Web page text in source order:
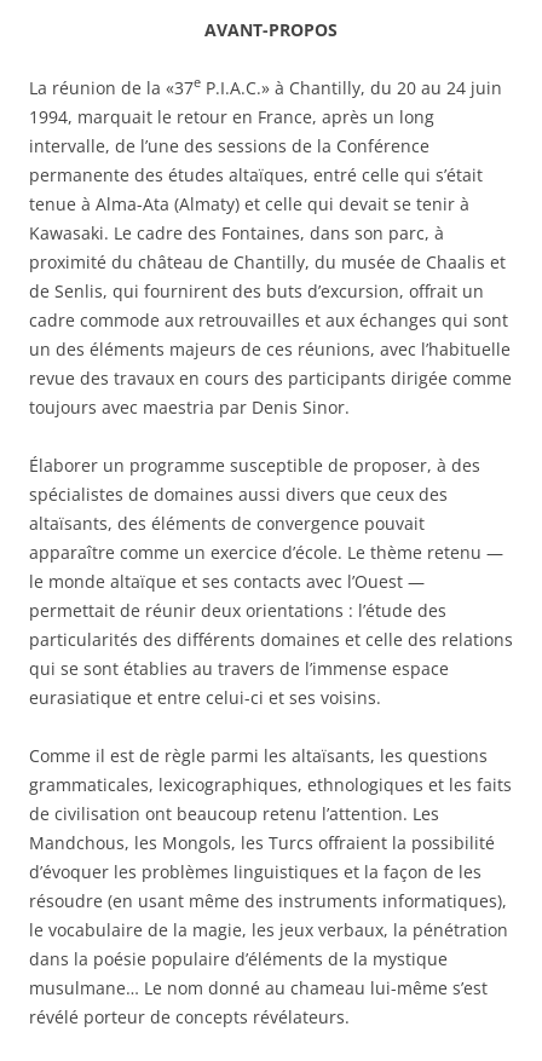
AVANT-PROPOS
La réunion de la «37e P.I.A.C.» à Chantilly, du 20 au 24 juin
1994, marquait le retour en France, après un long
intervalle, de l’une des sessions de la Conférence
permanente des études altaïques, entré celle qui s’était
tenue à Alma-Ata (Almaty) et celle qui devait se tenir à
Kawasaki. Le cadre des Fontaines, dans son parc, à
proximité du château de Chantilly, du musée de Chaalis et
de Senlis, qui fournirent des buts d’excursion, offrait un
cadre commode aux retrouvailles et aux échanges qui sont
un des éléments majeurs de ces réunions, avec l’habituelle
revue des travaux en cours des participants dirigée comme
toujours avec maestria par Denis Sinor.
Élaborer un programme susceptible de proposer, à des
spécialistes de domaines aussi divers que ceux des
altaïsants, des éléments de convergence pouvait
apparaître comme un exercice d’école. Le thème retenu —
le monde altaïque et ses contacts avec l’Ouest —
permettait de réunir deux orientations : l’étude des
particularités des différents domaines et celle des relations
qui se sont établies au travers de l’immense espace
eurasiatique et entre celui-ci et ses voisins.
Comme il est de règle parmi les altaïsants, les questions
grammaticales, lexicographiques, ethnologiques et les faits
de civilisation ont beaucoup retenu l’attention. Les
Mandchous, les Mongols, les Turcs offraient la possibilité
d’évoquer les problèmes linguistiques et la façon de les
résoudre (en usant même des instruments informatiques),
le vocabulaire de la magie, les jeux verbaux, la pénétration
dans la poésie populaire d’éléments de la mystique
musulmane… Le nom donné au chameau lui-même s’est
révélé porteur de concepts révélateurs.